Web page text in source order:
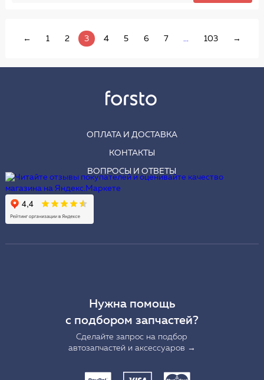
← 1 2 3 4 5 6 7 ... 103 →
ОПЛАТА И ДОСТАВКА
КОНТАКТЫ
ВОПРОСЫ И ОТВЕТЫ
Нужна помощь
с подбором запчастей?
Сделайте запрос на подбор
автозапчастей и аксессуаров →